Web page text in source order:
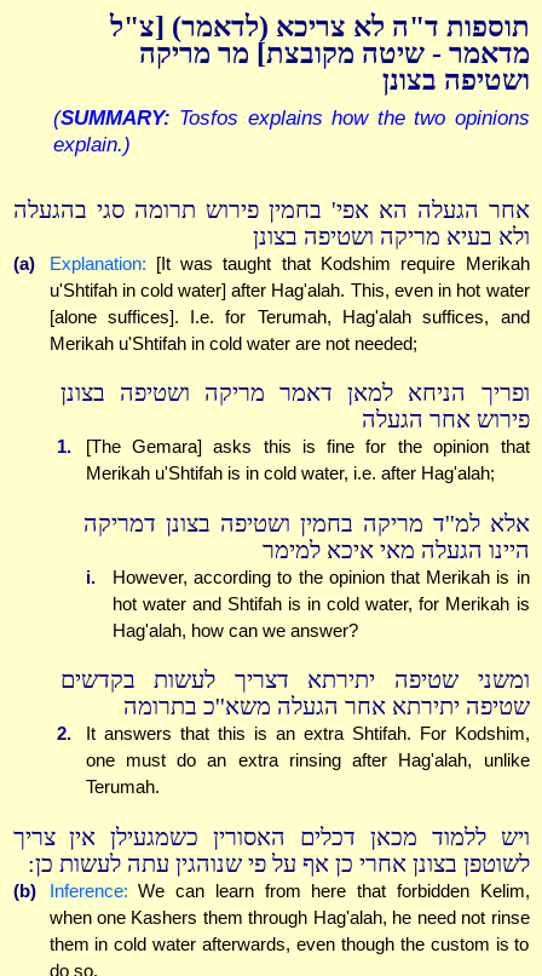
תוספות ד"ה לא צריכא (לדאמר) [צ"ל
מדאמר - שיטה מקובצת] מר מריקה
ושטיפה בצונן
(SUMMARY: Tosfos explains how the two opinions
explain.)
אחר הגעלה הא אפי' בחמין פירוש תרומה סגי בהגעלה
ולא בעיא מריקה ושטיפה בצונן
(a) Explanation: [It was taught that Kodshim require Merikah
u'Shtifah in cold water] after Hag'alah. This, even in hot water
[alone suffices]. I.e. for Terumah, Hag'alah suffices, and
Merikah u'Shtifah in cold water are not needed;
ופריך הניחא למאן דאמר מריקה ושטיפה בצונן
פירוש אחר הגעלה
1.
[The Gemara] asks this is fine for the opinion that
Merikah u'Shtifah is in cold water, i.e. after Hag'alah;
אלא למ''ד מריקה בחמין ושטיפה בצונן דמריקה
היינו הגעלה מאי איכא למימר
i.
However, according to the opinion that Merikah is in
hot water and Shtifah is in cold water, for Merikah is
Hag'alah, how can we answer?
ומשני שטיפה יתירתא דצריך לעשות בקדשים
שטיפה יתירתא אחר הגעלה משא''כ בתרומה
2.
It answers that this is an extra Shtifah. For Kodshim,
one must do an extra rinsing after Hag'alah, unlike
Terumah.
ויש ללמוד מכאן דכלים האסורין כשמגעילן אין צריך
לשוטפן בצונן אחרי כן אף על פי שנוהגין עתה לעשות כן:
(b) Inference: We can learn from here that forbidden Kelim,
when one Kashers them through Hag'alah, he need not rinse
them in cold water afterwards, even though the custom is to
do so.